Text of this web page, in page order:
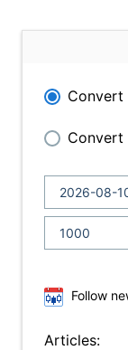
Convert
Convert
Follow
Articles: